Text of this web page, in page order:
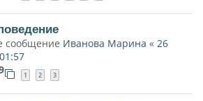
сообщение Иванова Марина « 26
1 2 3